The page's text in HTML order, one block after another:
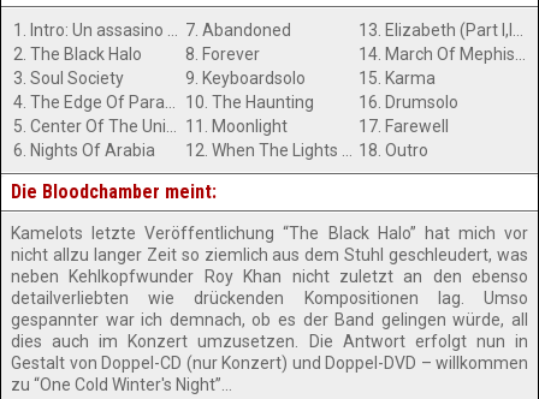
2. The Black Halo
3. Soul Society
6. Nights Of Arabia
7. Abandoned
8. Forever
9. Keyboardsolo
10. The Haunting
11. Moonlight
15. Karma
16. Drumsolo
17. Farewell
18. Outro
Die Bloodchamber meint:
Kamelots letzte Veröffentlichung “The Black Halo” hat mich vor
nicht allzu langer Zeit so ziemlich aus dem Stuhl geschleudert, was
neben Kehlkopfwunder Roy Khan nicht zuletzt an den ebenso
detailverliebten wie drückenden Kompositionen lag. Umso
gespannter war ich demnach, ob es der Band gelingen würde, all
dies auch im Konzert umzusetzen. Die Antwort erfolgt nun in
Gestalt von Doppel-CD (nur Konzert) und Doppel-DVD – willkommen
zu “One Cold Winter's Night”...